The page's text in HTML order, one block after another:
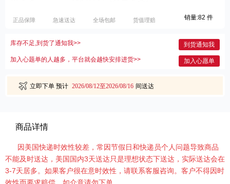
正品保障 急速送达 全场包邮 货值理赔 销量:82 件
库存不足,到货了通知我>> 到货通知我
加入心题单的人越多，平台就会越快安排进货>> 加入心愿单
立即下单 预计 2026/08/12至2026/08/16 间送达
商品详情
因美国快递时效性较差，常因节假日和快递员个人问题导致商品
不能及时送达，美国国内3天送达只是理想状态下送达，实际送达会在
3-7天居多。如果客户很在意时效性，请联系客服咨询。客户不得因时